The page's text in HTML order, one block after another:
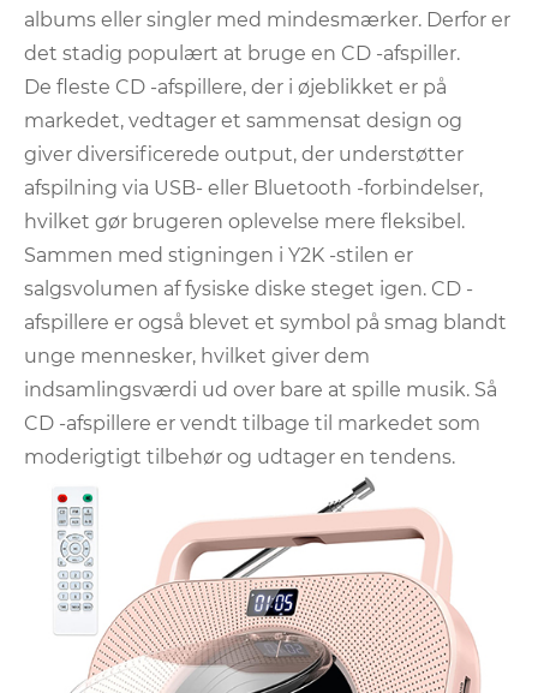
albums eller singler med mindesmærker. Derfor er
det stadig populært at bruge en CD -afspiller.
De fleste CD -afspillere, der i øjeblikket er på
markedet, vedtager et sammensat design og
giver diversificerede output, der understøtter
afspilning via USB- eller Bluetooth -forbindelser,
hvilket gør brugeren oplevelse mere fleksibel.
Sammen med stigningen i Y2K -stilen er
salgsvolumen af ​​fysiske diske steget igen. CD -
afspillere er også blevet et symbol på smag blandt
unge mennesker, hvilket giver dem
indsamlingsværdi ud over bare at spille musik. Så
CD -afspillere er vendt tilbage til markedet som
moderigtigt tilbehør og udtager en tendens.